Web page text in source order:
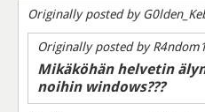
Originally posted by
Originally posted by
Mikäköhän helvetin
noihin windows???